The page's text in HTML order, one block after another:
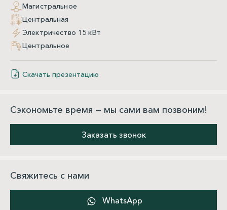
Магистральное
Центральная
Электричество 15 кВт
Центральное
Скачать презентацию
Сэкономьте время — мы сами вам позвоним!
Заказать звонок
Свяжитесь с нами
WhatsApp